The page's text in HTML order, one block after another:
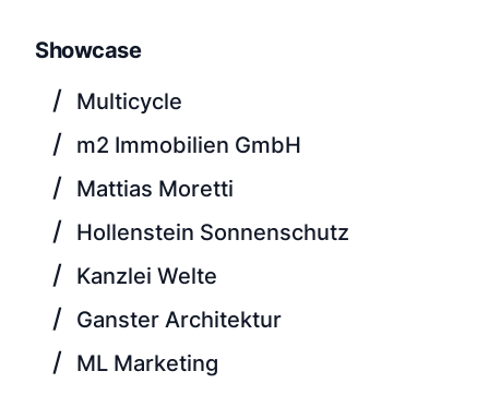
Showcase
/ Multicycle
/ m2 Immobilien GmbH
/ Mattias Moretti
/ Hollenstein Sonnenschutz
/ Kanzlei Welte
/ Ganster Architektur
/ ML Marketing